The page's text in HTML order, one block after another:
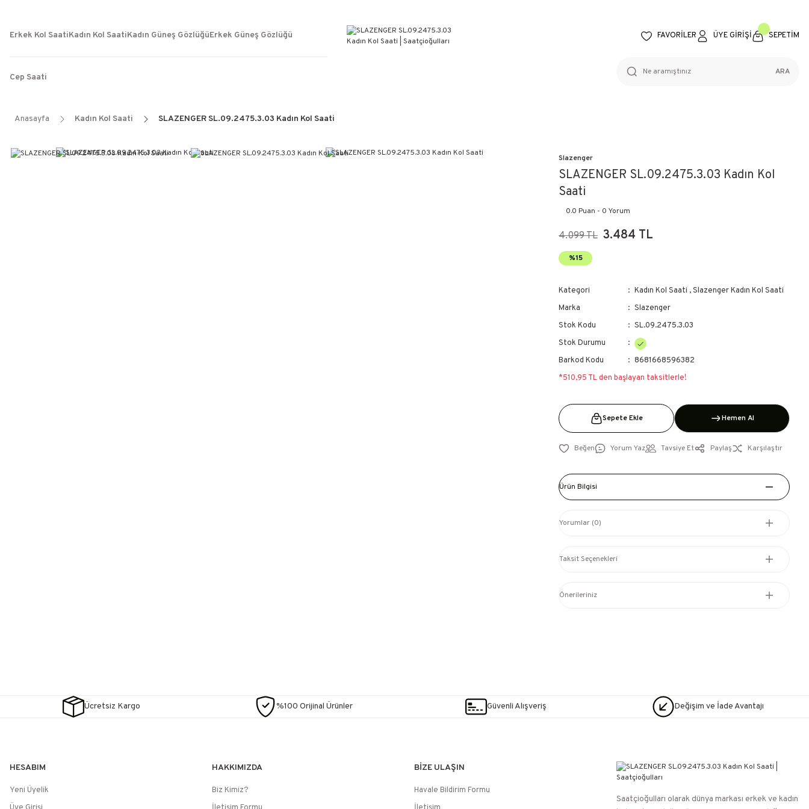
WEB SİTESİNE ÖZEL FİYATLAR
KAÇIRILMAYACAK FIRSATLAR
Erkek Kol SaatiKadın Kol SaatiKadın Güneş GözlüğüErkek Güneş Gözlüğü
Cep Saati
FAVORİLER ÜYE GİRİŞİ SEPETİM
ARA
Anasayfa Kadın Kol Saati SLAZENGER SL.09.2475.3.03 Kadın Kol Saati
Slazenger
SLAZENGER SL.09.2475.3.03 Kadın Kol
Saati
0.0 Puan - 0 Yorum
4.099 TL 3.484 TL
%15
Kategori Kadın Kol Saati ,Slazenger Kadın Kol Saati
Marka
Slazenger
Stok Kodu
SL.09.2475.3.03
Stok Durumu
Barkod Kodu
8681668596382
*510,95 TL den başlayan taksitlerle!
Sepete Ekle Hemen Al
Yorum Yaz Tavsiye Et Paylaş Karşılaştır
Ürün Bilgisi
Yorumlar (0)
Taksit Seçenekleri
Önerileriniz
Ücretsiz Kargo %100 Orijinal Ürünler Güvenli Alışveriş Değişim ve İade Avantajı
HESABIM
Yeni Üyelik
HAKKIMIZDA
Biz Kimiz?
BİZE ULAŞIN
Havale Bildirim Formu
Saatçioğulları⁠ olarak dünya markası erkek ve kadın